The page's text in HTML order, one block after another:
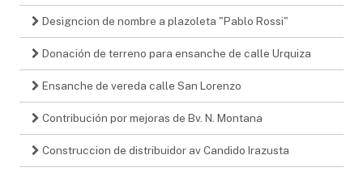
Designcion de nombre a plazoleta "Pablo Rossi"
Donación de terreno para ensanche de calle Urquiza
Ensanche de vereda calle San Lorenzo
Contribución por mejoras de Bv. N. Montana
Construccion de distribuidor av Candido Irazusta